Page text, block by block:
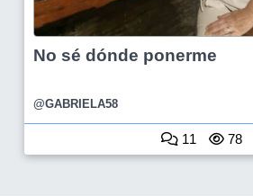
No sé dónde ponerme
@GABRIELA58
11 78